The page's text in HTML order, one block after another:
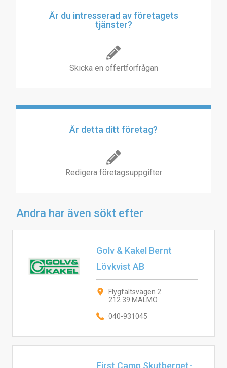
Är du intresserad av företagets
tjänster?
Skicka en offertförfrågan
Är detta ditt företag?
Redigera företagsuppgifter
Andra har även sökt efter
Golv & Kakel Bernt
Lövkvist AB
Flygfältsvägen 2
212 39 MALMÖ
040-931045
First Camp Skutberget-